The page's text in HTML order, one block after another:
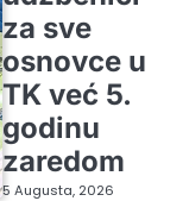
za sve
osnovce u
TK već 5.
godinu
zaredom
5 Augusta, 2026